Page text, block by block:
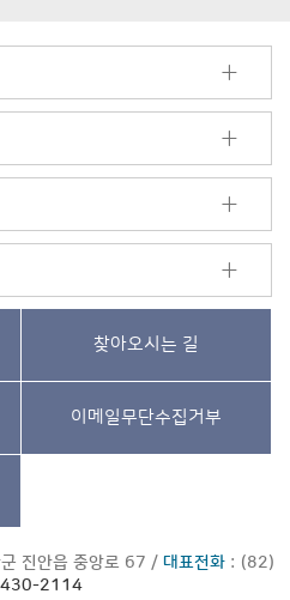
찾아오시는 길
이메일무단수집거부
진안읍 중앙로 67 / 대표전화: (82)
2114